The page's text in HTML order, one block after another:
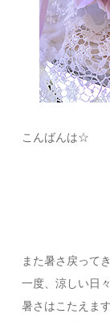
こんばんは☆
また暑さ戻って
一度、涼しい日
暑さはこたえます